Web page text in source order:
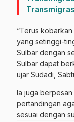
“Terus
yang setinggi-
Sulbar dengan
Sulbar dapat
ujar Sudadi,
Ia juga
pertandingan
sesuai dengan